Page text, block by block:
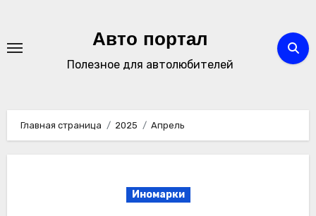
содержимому
Авто портал
Полезное для автолюбителей
Главная страница 2025 Апрель
Иномарки